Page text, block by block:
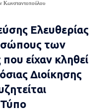
Κωνσταντοπούλου
Ελευθερίας
των
είχαν κληθεί
Διοίκησης